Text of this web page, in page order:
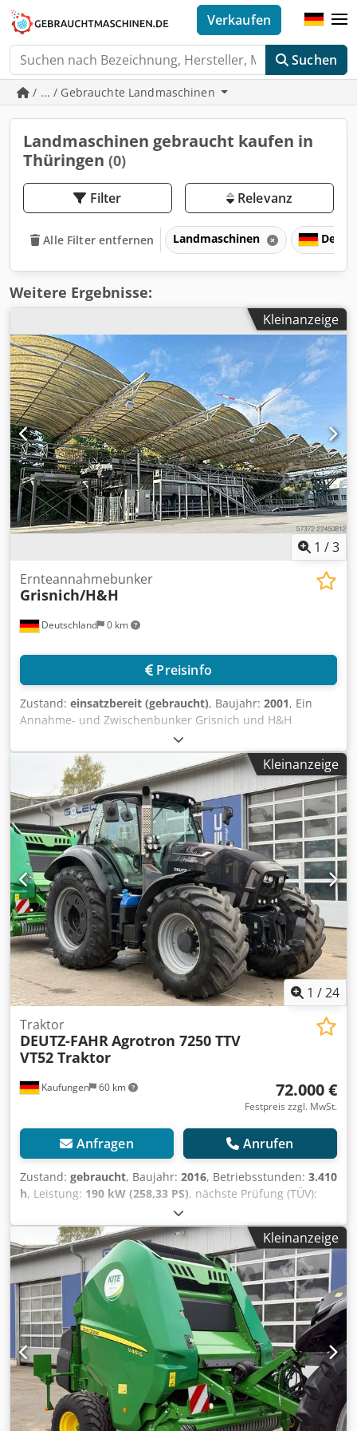
Suchen
Verkaufen
/ ... / Gebrauchte Landmaschinen
Landmaschinen gebraucht kaufen in
Thüringen (0)
Filter Relevanz
Alle Filter entfernen Landmaschinen
Weitere Ergebnisse:
Kleinanzeige
1 /3
Deutschland 0 km
Ernteannahmebunker
Grisnich/H&H
Preisinfo
Zustand: einsatzbereit (gebraucht), Baujahr: 2001, Ein
Annahme- und Zwischenbunker Grisnich und H&H
Engineering für die Zwischenlagerung von Ernteprodukten
wie Äpfeln, Kartoffeln usw. steht zur Verfügung.
Bunkerzellen: 3, Bunkerzellenkapazität: 33t, Anzahl der
Bandanlagen: 2, Bandanlagenlänge 1/2: 59m/72m. Diese
Anlage ist nicht für die langfristige Lagerung von
Erntegütern, sondern ausschließlich als Zwischenstation
für den LKW-Transport vorgesehen. Dokumentation
vorhanden. Eine Besichtigung vor Ort ist möglich. Dcsdpfx
Aozqfx Rohzek
Kleinanzeige
1 /24
Kaufungen 60 km
Traktor
DEUTZ-FAHR Agrotron 7250 TTV
VT52 Traktor
72.000 €
Festpreis zzgl. MwSt.
Anfragen Anrufen
Zustand: gebraucht, Baujahr: 2016, Betriebsstunden: 3.410
h, Leistung: 190 kW (258,33 PS), nächste Prüfung (TÜV):
Allradantrieb, Klimaanlage
Fahrzeugnr.: FG50320 Ab sofort zur Verfügung auf
unserem Hof in Kaufungen Mehr INFO unter: * Golec
Nutzfahrzeuge GmbH (Deutsch, English, Bulgarisch,
Russisch) * Viktoria Sologubova (Polnisch, Russisch,
Ukrainisch, English) Noch nie zugelassen worden
Dcsdpjytlldjfx Ahzsk Finanzierungsbeispiel: * Interne
Nummer: Traktor * Kaufpreis:
72.000,00 ¤ * Anzahlung: 10% * Laufzeit: 60 *
Monatliche Rate: 1.100,02 ¤ Restwert: 14.380,00 ¤
Wenn das Angebot Ihnen zusagt oder dieses nach Ihren
Bedürfnissen anpassen wollen, kontaktieren Sie uns unter
Hr. Enchev). Wir freuen uns auf Ihren Anruf Irrtümer
vorbehalten Gerne nehmen wir Ihr gebrauchtes Fahrzeug
Kleinanzeige